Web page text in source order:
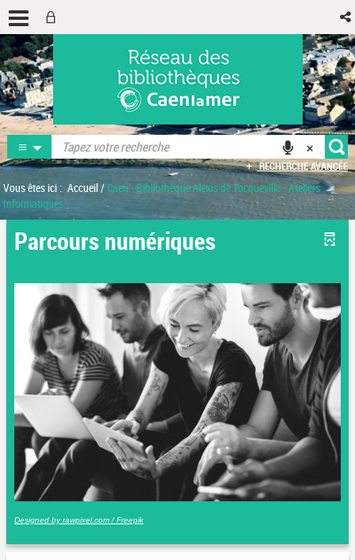
RECHERCHE AVANCÉE
Vous êtes ici : Accueil/Caen - Bibliothèque Alexis de Tocqueville - Ateliers
Informatiques
Parcours numériques
Designed by rawpixel.com / Freepik